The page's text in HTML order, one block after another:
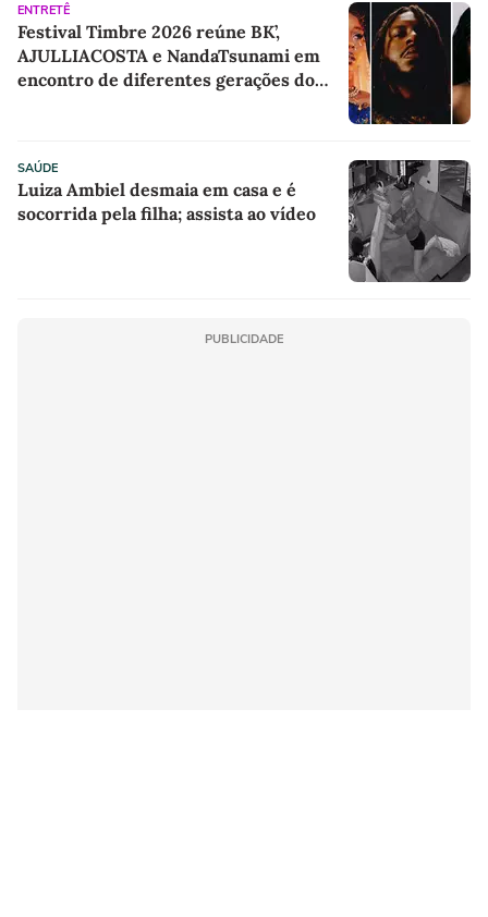
ENTRETÊ
Festival Timbre 2026 reúne BK’,
AJULLIACOSTA e NandaTsunami em
encontro de diferentes gerações do
SAÚDE
Luiza Ambiel desmaia em casa e é
socorrida pela filha; assista ao vídeo
PUBLICIDADE